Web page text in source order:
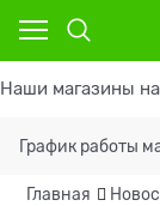
Наши магазины
График работы
Главная